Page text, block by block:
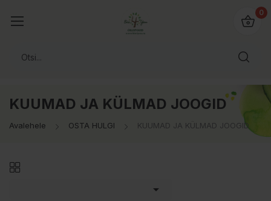
0
KUUMAD JA KÜLMAD JOOGID
Avalehele OSTA HULGI KUUMAD JA KÜLMAD JOOGID
